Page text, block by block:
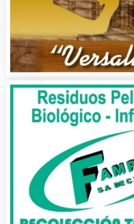
Artículos para el Hogar
Artículos para Regalos
Artículos Personales
Artículos Publicitarios
Aseguradoras
Asesores Técnicos